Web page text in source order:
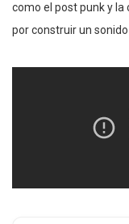
como el post punk y
por construir un